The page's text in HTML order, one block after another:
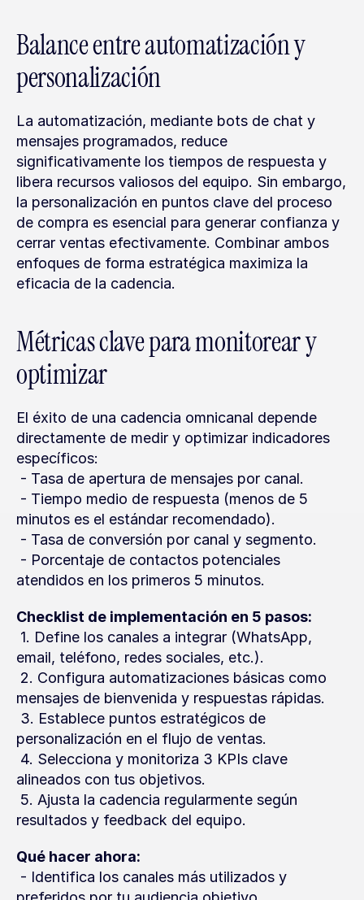
Balance entre automatización y
personalización
La automatización, mediante bots de chat y
mensajes programados, reduce
significativamente los tiempos de respuesta y
libera recursos valiosos del equipo. Sin embargo,
la personalización en puntos clave del proceso
de compra es esencial para generar confianza y
cerrar ventas efectivamente. Combinar ambos
enfoques de forma estratégica maximiza la
eficacia de la cadencia.
Métricas clave para monitorear y
optimizar
El éxito de una cadencia omnicanal depende
directamente de medir y optimizar indicadores
específicos:
- Tasa de apertura de mensajes por canal.
minutos es el estándar recomendado).
- Tasa de conversión por canal y segmento.
atendidos en los primeros 5 minutos.
Checklist de implementación en 5 pasos:
email, teléfono, redes sociales, etc.).
mensajes de bienvenida y respuestas rápidas.
personalización en el flujo de ventas.
alineados con tus objetivos.
resultados y feedback del equipo.
Qué hacer ahora: